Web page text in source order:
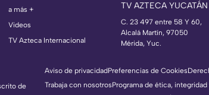
a más +
Videos
TV Azteca Internacional
TV AZTECA YUCATÁN
C. 23 497 entre 58 Y 60,
Alcalá Martín, 97050
Mérida, Yuc.
de
Aviso de privacidadPreferencias de Cookies
Trabaja con nosotrosPrograma de ética,